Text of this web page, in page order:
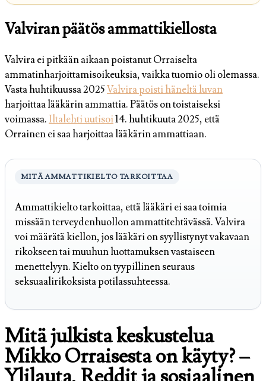
Valviran päätös ammattikiellosta
Valvira ei pitkään aikaan poistanut Orraiselta
ammatinharjoittamisoikeuksia, vaikka tuomio oli olemassa.
Vasta huhtikuussa 2025Valvira poisti häneltä luvan
harjoittaa lääkärin ammattia. Päätös on toistaiseksi
voimassa.Iltalehti uutisoi14. huhtikuuta 2025, että
Orrainen ei saa harjoittaa lääkärin ammattiaan.
MITÄ AMMATTIKIELTO TARKOITTAA
Ammattikielto tarkoittaa, että lääkäri ei saa toimia
missään terveydenhuollon ammattitehtävässä. Valvira
voi määrätä kiellon, jos lääkäri on syyllistynyt vakavaan
rikokseen tai muuhun luottamuksen vastaiseen
menettelyyn. Kielto on tyypillinen seuraus
seksuaalirikoksista potilassuhteessa.
Mitä julkista keskustelua
Mikko Orraisesta on käyty? –